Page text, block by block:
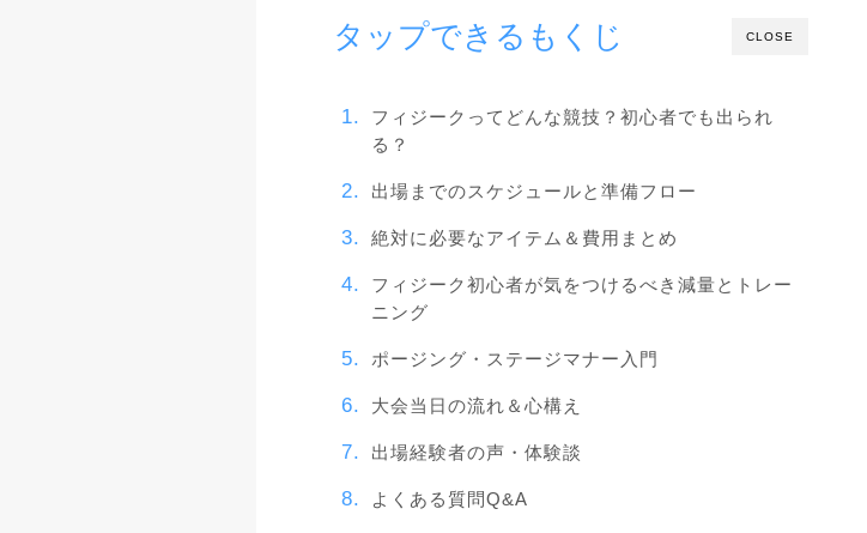
CLOSE
タップできるもくじ
フィジークってどんな競技？初心者でも出られ
る？
出場までのスケジュールと準備フロー
絶対に必要なアイテム＆費用まとめ
フィジーク初心者が気をつけるべき減量とトレー
ニング
ポージング・ステージマナー入門
大会当日の流れ＆心構え
出場経験者の声・体験談
よくある質問Q&A